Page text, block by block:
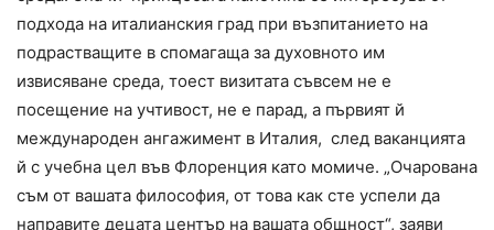
подхода на италианския град при възпитанието на
подрастващите в спомагаща за духовното им
извисяване среда, тоест визитата съвсем не е
посещение на учтивост, не е парад, а първият й
международен ангажимент в Италия, след ваканцията
й с учебна цел във Флоренция като момиче. „Очарована
съм от вашата философия, от това как сте успели да
направите децата център на вашата общност“, заяви